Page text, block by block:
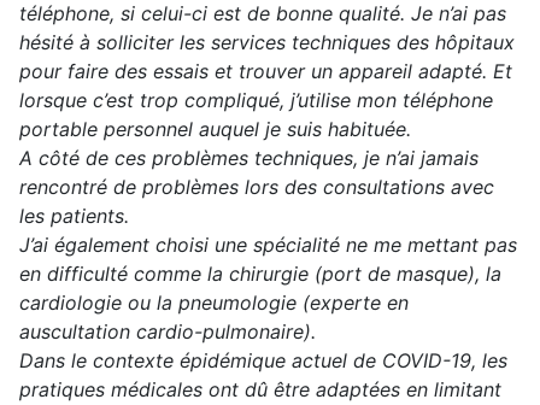
téléphone, si celui-ci est de bonne qualité. Je n’ai pas
hésité à solliciter les services techniques des hôpitaux
pour faire des essais et trouver un appareil adapté. Et
lorsque c’est trop compliqué, j’utilise mon téléphone
portable personnel auquel je suis habituée.
A côté de ces problèmes techniques, je n’ai jamais
rencontré de problèmes lors des consultations avec
les patients.
J’ai également choisi une spécialité ne me mettant pas
en difficulté comme la chirurgie (port de masque), la
cardiologie ou la pneumologie (experte en
auscultation cardio-pulmonaire).
Dans le contexte épidémique actuel de COVID-19, les
pratiques médicales ont dû être adaptées en limitant